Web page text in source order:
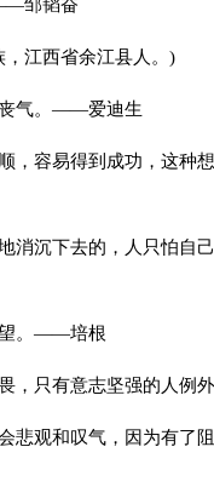
邹韬奋
江西省余江县人。)
气。——爱迪生
，容易得到成功，这种
沉下去的，人只怕自己
望。——培根
，只有意志坚强的人例
悲观和叹气，因为有了